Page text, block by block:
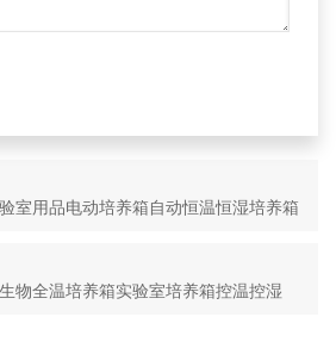
室用品电动培养箱自动恒温恒湿培养箱
物全温培养箱实验室培养箱控温控湿